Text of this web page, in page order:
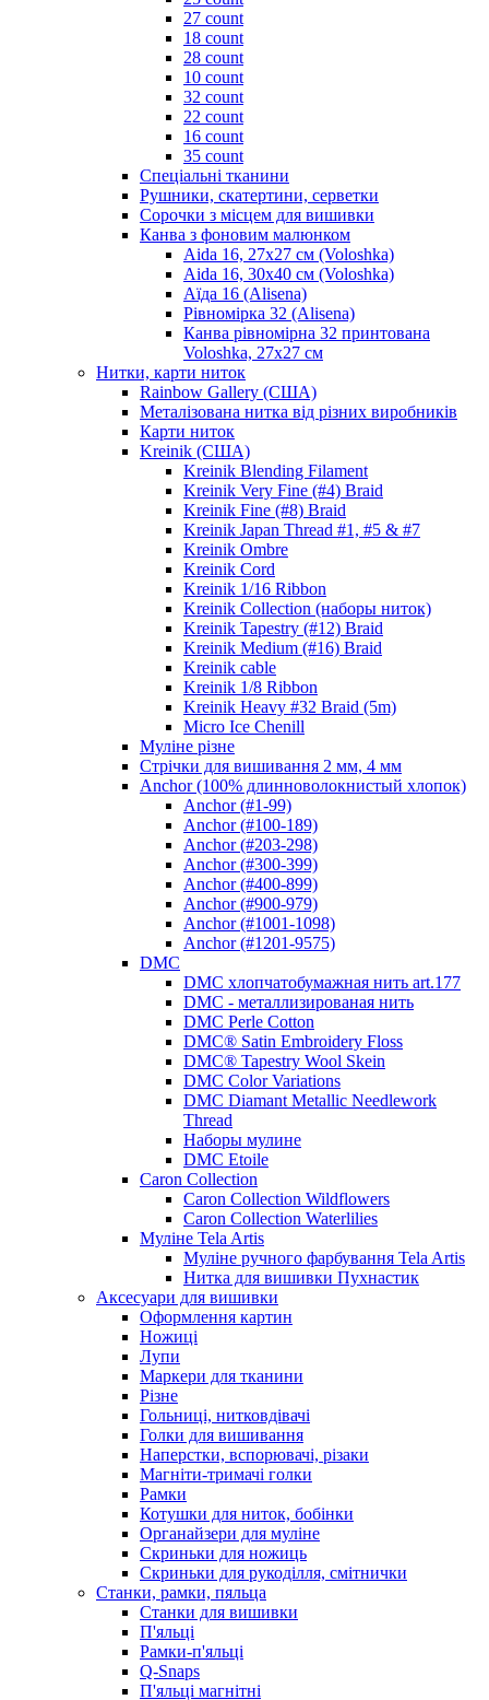
27 count
18 count
28 count
10 count
32 count
22 count
16 count
35 count
Спеціальні тканини
Рушники, скатертини, серветки
Сорочки з місцем для вишивки
Канва з фоновим малюнком
Aida 16, 27х27 см (Voloshka)
Aida 16, 30х40 см (Voloshka)
Аїда 16 (Alisena)
Рівномірка 32 (Alisena)
Канва рівномірна 32 принтована
Voloshka, 27х27 см
Нитки, карти ниток
Rainbow Gallery (США)
Металізована нитка від різних виробників
Карти ниток
Kreinik (США)
Kreinik Blending Filament
Kreinik Very Fine (#4) Braid
Kreinik Fine (#8) Braid
Kreinik Japan Thread #1, #5 & #7
Kreinik Ombre
Kreinik Cord
Kreinik 1/16 Ribbon
Kreinik Collection (наборы ниток)
Kreinik Tapestry (#12) Braid
Kreinik Medium (#16) Braid
Kreinik cable
Kreinik 1/8 Ribbon
Kreinik Heavy #32 Braid (5m)
Micro Ice Chenill
Муліне різне
Стрічки для вишивання 2 мм, 4 мм
Anchor (100% длинноволокнистый хлопок)
Anchor (#1-99)
Anchor (#100-189)
Anchor (#203-298)
Anchor (#300-399)
Anchor (#400-899)
Anchor (#900-979)
Anchor (#1001-1098)
Anchor (#1201-9575)
DMC
DMC хлопчатобумажная нить art.177
DMC - металлизированая нить
DMC Perle Cotton
DMC® Satin Embroidery Floss
DMC® Tapestry Wool Skein
DMC Color Variations
DMC Diamant Metallic Needlework
Thread
Наборы мулине
DMC Etoile
Caron Collection
Caron Collection Wildflowers
Caron Collection Waterlilies
Муліне Tela Artis
Муліне ручного фарбування Tela Artis
Нитка для вишивки Пухнастик
Аксесуари для вишивки
Оформлення картин
Ножиці
Лупи
Маркери для тканини
Різне
Гольниці, нитковдівачі
Голки для вишивання
Наперстки, вспорювачі, різаки
Магніти-тримачі голки
Рамки
Котушки для ниток, бобінки
Органайзери для муліне
Скриньки для ножиць
Скриньки для рукоділля, смітнички
Станки, рамки, пяльца
Станки для вишивки
П'яльці
Рамки-п'яльці
Q-Snaps
П'яльці магнітні